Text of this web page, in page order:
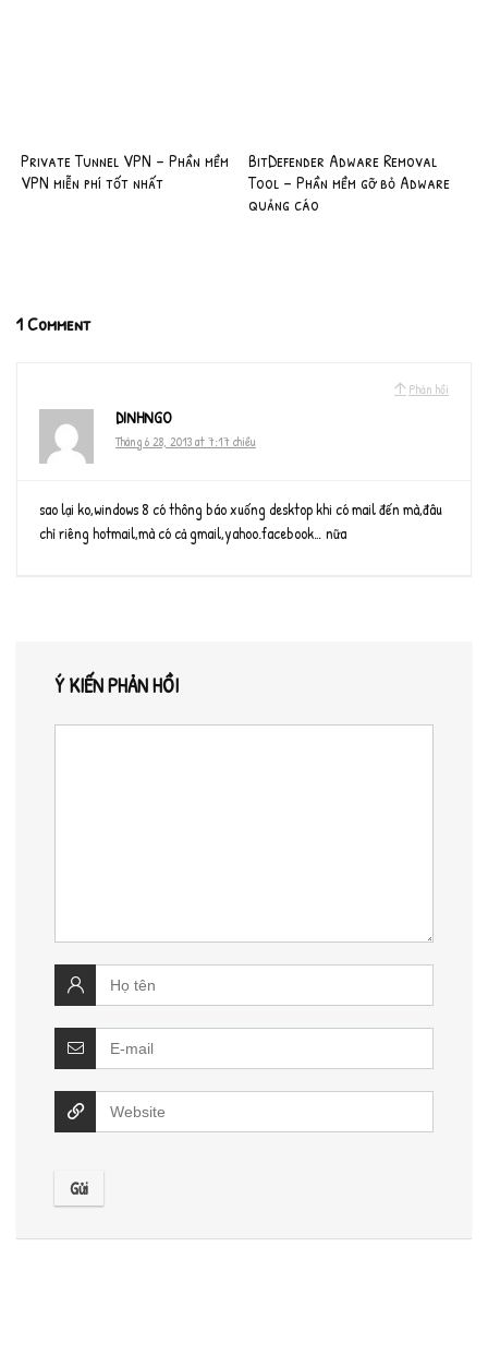
Private Tunnel VPN – Phần mềm
VPN miễn phí tốt nhất
BitDefender Adware Removal
Tool – Phần mềm gỡ bỏ Adware
quảng cáo
1 Comment
Phản hồi
DINHNGO
Tháng 6 28, 2013 at 7:17 chiều
sao lại ko,windows 8 có thông báo xuống desktop khi có mail đến mà,đâu
chỉ riêng hotmail,mà có cả gmail,yahoo.facebook… nữa
Ý KIẾN PHẢN HỒI